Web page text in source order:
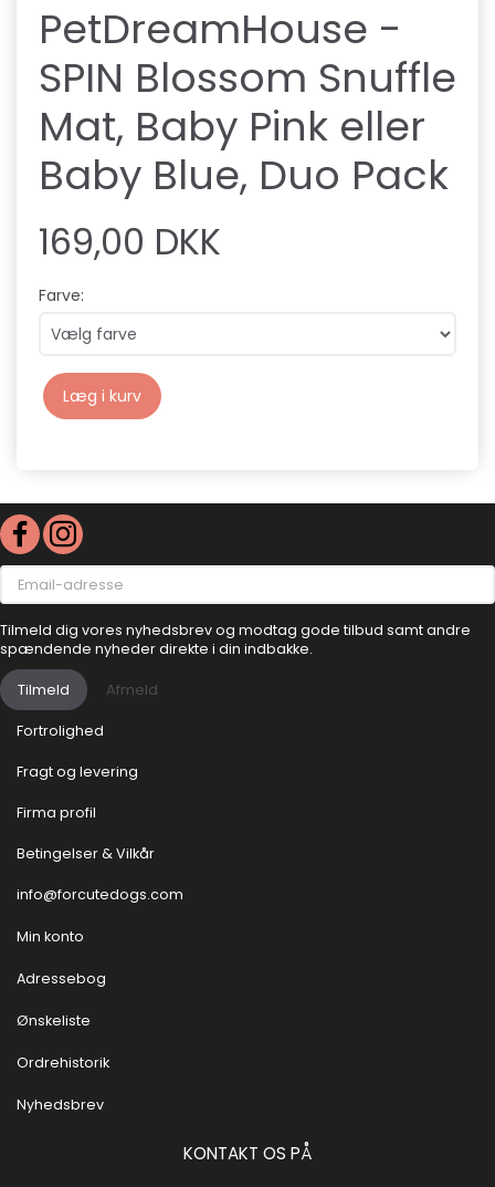
PetDreamHouse -
SPIN Blossom Snuffle
Mat, Baby Pink eller
Baby Blue, Duo Pack
169,00 DKK
Farve:
Læg i kurv
Email-
adresse
Tilmeld dig vores nyhedsbrev og modtag gode tilbud samt andre
spændende nyheder direkte i din indbakke.
Tilmeld Afmeld
Fortrolighed
Fragt og levering
Firma profil
Betingelser & Vilkår
info@forcutedogs.com
Min konto
Adressebog
Ønskeliste
Ordrehistorik
Nyhedsbrev
KONTAKT OS PÅ